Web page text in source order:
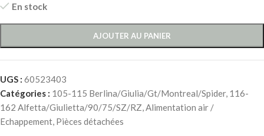
En stock
AJOUTER AU PANIER
UGS : 60523403
Catégories : 105-115 Berlina/Giulia/Gt/Montreal/Spider, 116-
162 Alfetta/Giulietta/90/75/SZ/RZ,Alimentation air /
Echappement, Pièces détachées